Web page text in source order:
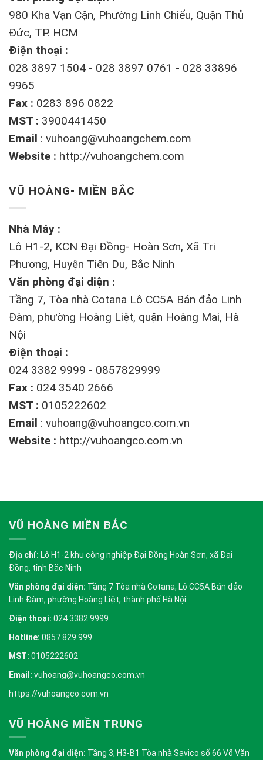
980 Kha Vạn Cận, Phường Linh Chiểu, Quận Thủ
Đức, TP. HCM
Điện thoại :
028 3897 1504 - 028 3897 0761 - 028 33896
9965
Fax : 0283 896 0822
MST : 3900441450
Email : vuhoang@vuhoangchem.com
Website : http://vuhoangchem.com
VŨ HOÀNG- MIỀN BẮC
Nhà Máy :
Lô H1-2, KCN Đại Đồng- Hoàn Sơn, Xã Tri
Phương, Huyện Tiên Du, Bắc Ninh
Văn phòng đại diện :
Tầng 7, Tòa nhà Cotana Lô CC5A Bán đảo Linh
Đàm, phường Hoàng Liệt, quận Hoàng Mai, Hà
Nội
Điện thoại :
024 3382 9999 - 0857829999
Fax : 024 3540 2666
MST : 0105222602
Email : vuhoang@vuhoangco.com.vn
Website : http://vuhoangco.com.vn
VŨ HOÀNG MIỀN BẮC
Địa chỉ: Lô H1-2 khu công nghiệp Đại Đồng Hoàn Sơn, xã Đại
Đồng, tỉnh Bắc Ninh
Văn phòng đại diện: Tầng 7 Tòa nhà Cotana, Lô CC5A Bán đảo
Linh Đàm, phường Hoàng Liệt, thành phố Hà Nội
Điện thoại: 024 3382 9999
Hotline: 0857 829 999
MST: 0105222602
Email: vuhoang@vuhoangco.com.vn
https://vuhoangco.com.vn
VŨ HOÀNG MIỀN TRUNG
Văn phòng đại diện: Tầng 3, H3-B1 Tòa nhà Savico số 66 Võ Văn